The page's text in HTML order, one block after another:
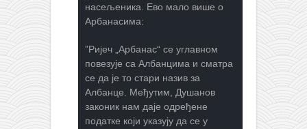
насељеника. Ево мало више о
Арбанасима:
”Ријеч „Арбанас“ се углавном
повезује са Албанцима и сматра
се да је то стари назив за
Албанце. Међутим, Душанов
законик нам даје одређене
податке који указују да се у